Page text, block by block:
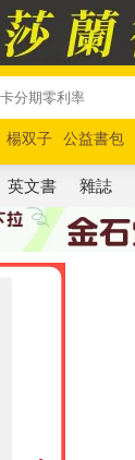
楊双子 公益書包
攤新作 馬斯克
英文書 雜誌